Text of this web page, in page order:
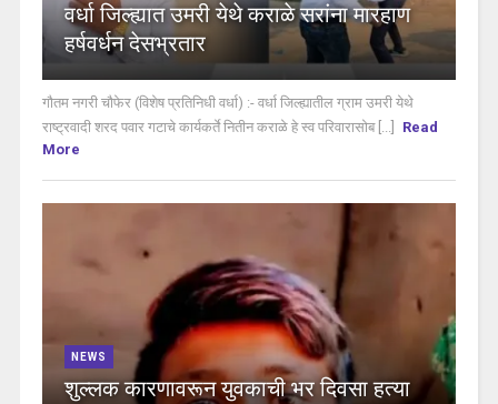
वर्धा जिल्ह्यात उमरी येथे कराळे सरांना मारहाण
हर्षवर्धन देसभ्रतार
गौतम नगरी चौफेर (विशेष प्रतिनिधी वर्धा) :- वर्धा जिल्ह्यातील ग्राम उमरी येथे
राष्ट्रवादी शरद पवार गटाचे कार्यकर्ते नितीन कराळे हे स्व परिवारासोब [...]
Read
More
NEWS
शुल्लक कारणावरून युवकाची भर दिवसा हत्या